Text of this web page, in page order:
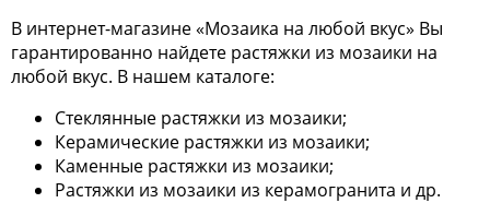
В интернет-магазине «Мозаика на любой вкус» Вы
гарантированно найдете растяжки из мозаики на
любой вкус. В нашем каталоге:
Стеклянные растяжки из мозаики;
Керамические растяжки из мозаики;
Каменные растяжки из мозаики;
Растяжки из мозаики из керамогранита и др.